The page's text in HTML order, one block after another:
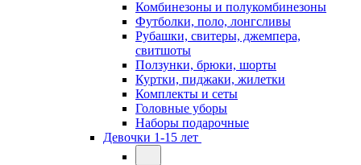
Комбинезоны и полукомбинезоны
Футболки, поло, лонгсливы
Рубашки, свитеры, джемпера,
свитшоты
Ползунки, брюки, шорты
Куртки, пиджаки, жилетки
Комплекты и сеты
Головные уборы
Наборы подарочные
Девочки 1-15 лет